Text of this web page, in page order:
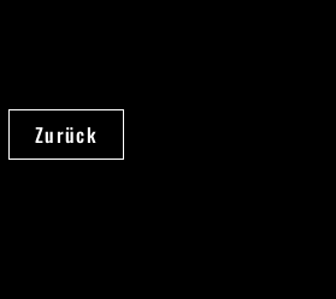
Zurück